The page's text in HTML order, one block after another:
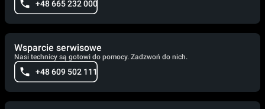
+48 665 232 000
Wsparcie serwisowe
Nasi technicy są gotowi do pomocy. Zadzwoń do nich.
+48 609 502 111